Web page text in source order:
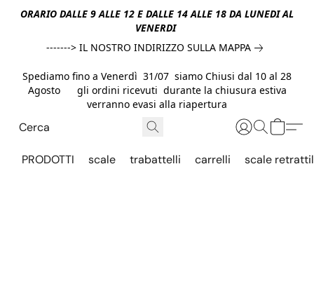
ORARIO DALLE 9 ALLE 12 E DALLE 14 ALLE 18 DA LUNEDI AL
VENERDI
-------> IL NOSTRO INDIRIZZO SULLA MAPPA
Spediamo fino a Venerdì 31/07 siamo Chiusi dal 10 al 28
Agosto gli ordini ricevuti durante la chiusura estiva
verranno evasi alla riapertura
PRODOTTI scale trabattelli carrelli scale